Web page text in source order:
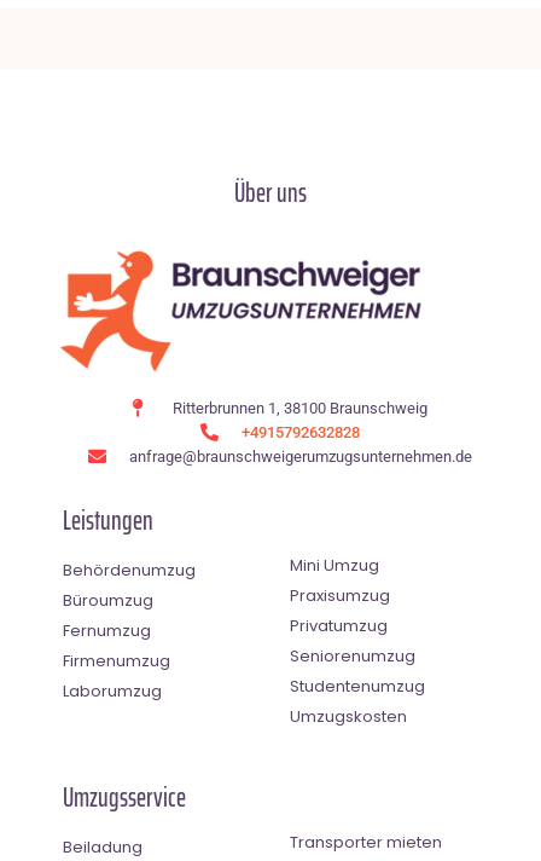
Über uns
Ritterbrunnen 1, 38100 Braunschweig
+4915792632828
anfrage@braunschweigerumzugsunternehmen.de
Leistungen
Behördenumzug
Büroumzug
Fernumzug
Firmenumzug
Laborumzug
Mini Umzug
Praxisumzug
Privatumzug
Seniorenumzug
Studentenumzug
Umzugskosten
Umzugsservice
Beiladung
Transporter mieten